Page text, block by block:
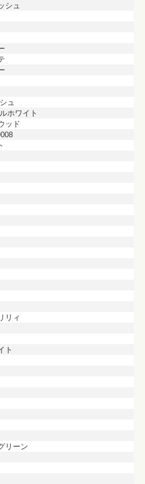
シュ
ュ
ホワイト
ッド
リィ
ト
リーン